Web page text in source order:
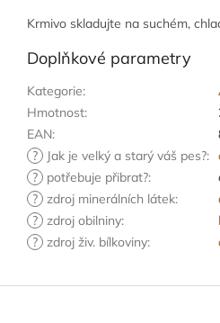
Krmivo skladujte na suchém,
Doplňkové parametry
Kategorie:
Hmotnost:
EAN:
?
Jak je velký a starý váš pes?:
?
potřebuje přibrat?:
? zdroj minerálních látek:
? zdroj obilniny:
? zdroj živ. bílkoviny:
Z